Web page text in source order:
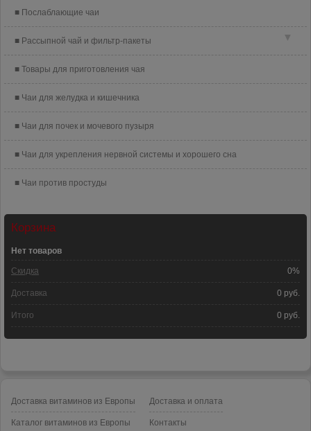
Послаблающие чаи
▼
Рассыпной чай и фильтр-пакеты
Товары для приготовления чая
Чаи для желудка и кишечника
Чаи для почек и мочевого пузыря
Чаи для укрепления нервной системы и хорошего сна
Чаи против простуды
Корзина
Нет товаров
Скидка 0%
Доставка 0 руб.
Итого 0 руб.
Доставка витаминов из Европы
Каталог витаминов из Европы
Доставка и оплата
Контакты